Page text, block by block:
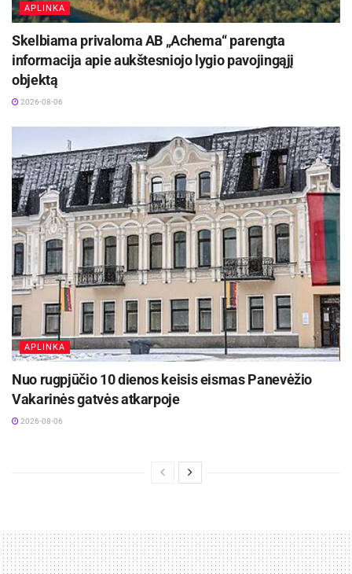
APLINKA
Skelbiama privaloma AB „Achema“ parengta
informacija apie aukštesniojo lygio pavojingąjį
objektą
2026-08-06
APLINKA
Nuo rugpjūčio 10 dienos keisis eismas Panevėžio
Vakarinės gatvės atkarpoje
2026-08-06